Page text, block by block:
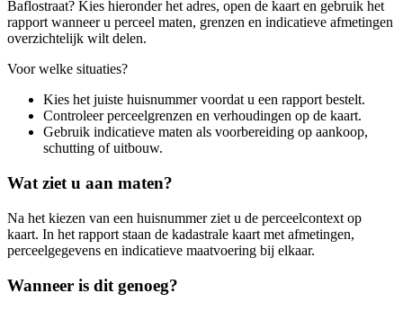
Baflostraat? Kies hieronder het adres, open de kaart en gebruik het
rapport wanneer u perceel maten, grenzen en indicatieve afmetingen
overzichtelijk wilt delen.
Voor welke situaties?
Kies het juiste huisnummer voordat u een rapport bestelt.
Controleer perceelgrenzen en verhoudingen op de kaart.
Gebruik indicatieve maten als voorbereiding op aankoop,
schutting of uitbouw.
Wat ziet u aan maten?
Na het kiezen van een huisnummer ziet u de perceelcontext op
kaart. In het rapport staan de kadastrale kaart met afmetingen,
perceelgegevens en indicatieve maatvoering bij elkaar.
Wanneer is dit genoeg?